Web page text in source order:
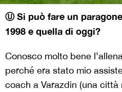
Ⓤ Si può fare un
1998 e quella di oggi?
Conosco molto bene
perché era stato mio
coach a Varazdin (una